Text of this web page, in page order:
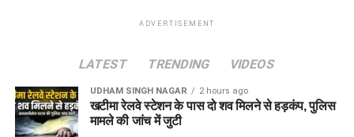
ADVERTISEMENT
LATEST TRENDING VIDEOS
UDHAM SINGH NAGAR 2 hours ago
खटीमा रेलवे स्टेशन के पास दो शव मिलने से हड़कंप, पुलिस
मामले की जांच में जुटी